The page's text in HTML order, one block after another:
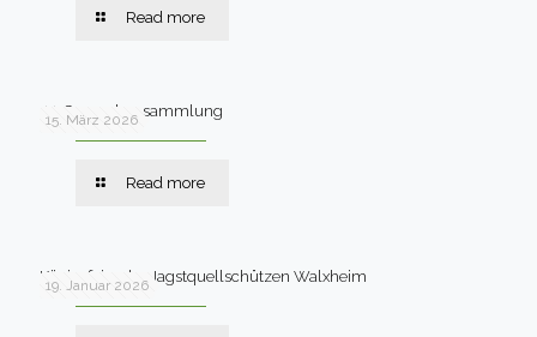
Read more
15. März 2026
44. Generalversammlung
Read more
19. Januar 2026
Königsfeier der Jagstquellschützen Walxheim